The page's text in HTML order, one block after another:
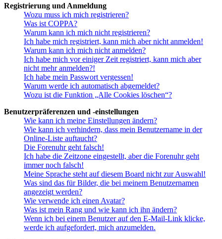
Registrierung und Anmeldung
Wozu muss ich mich registrieren?
Was ist COPPA?
Warum kann ich mich nicht registrieren?
Ich habe mich registriert, kann mich aber nicht anmelden!
Warum kann ich mich nicht anmelden?
Ich habe mich vor einiger Zeit registriert, kann mich aber
nicht mehr anmelden?!
Ich habe mein Passwort vergessen!
Warum werde ich automatisch abgemeldet?
Wozu ist die Funktion „Alle Cookies löschen“?
Benutzerpräferenzen und -einstellungen
Wie kann ich meine Einstellungen ändern?
Wie kann ich verhindern, dass mein Benutzername in der
Online-Liste auftaucht?
Die Forenuhr geht falsch!
Ich habe die Zeitzone eingestellt, aber die Forenuhr geht
immer noch falsch!
Meine Sprache steht auf diesem Board nicht zur Auswahl!
Was sind das für Bilder, die bei meinem Benutzernamen
angezeigt werden?
Wie verwende ich einen Avatar?
Was ist mein Rang und wie kann ich ihn ändern?
Wenn ich bei einem Benutzer auf den E-Mail-Link klicke,
werde ich aufgefordert, mich anzumelden.